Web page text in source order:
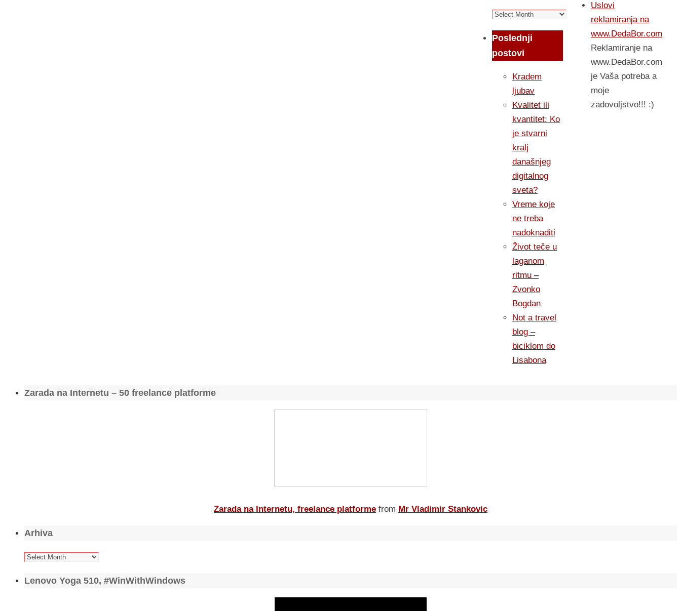
Arhiva
Poslednji
postovi
Kradem
ljubav
Kvalitet ili
kvantitet: Ko
je stvarni
kralj
današnjeg
digitalnog
sveta?
Vreme koje
ne treba
nadoknaditi
Život teče u
laganom
ritmu –
Zvonko
Bogdan
Not a travel
blog –
biciklom do
Lisabona
Uslovi
reklamiranja na
www.DedaBor.com
Reklamiranje na
www.DedaBor.com
je Vaša potreba a
moje
zadovoljstvo!!! :)
Zarada na Internetu – 50 freelance platforme
Zarada na Internetu, freelance platforme from Mr Vladimir Stankovic
Arhiva
Arhiva
Lenovo Yoga 510, #WinWithWindows